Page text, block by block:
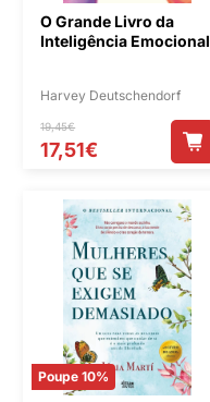
O Grande Livro da
Inteligência Emocional
Harvey Deutschendorf
19,45€
17,51€
Poupe 10%